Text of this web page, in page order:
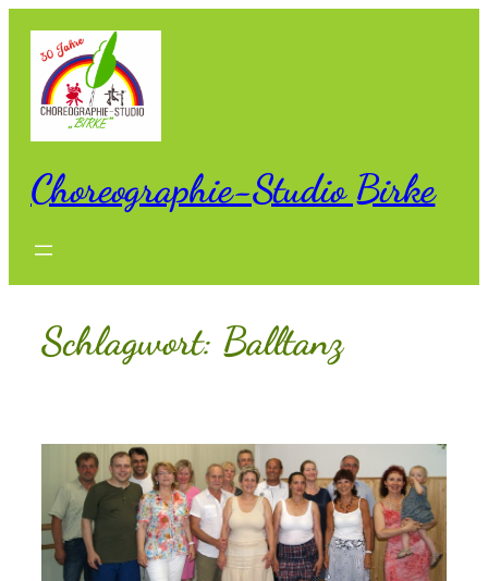
Inhalt
springen
Choreographie-Studio Birke
Schlagwort: Balltanz